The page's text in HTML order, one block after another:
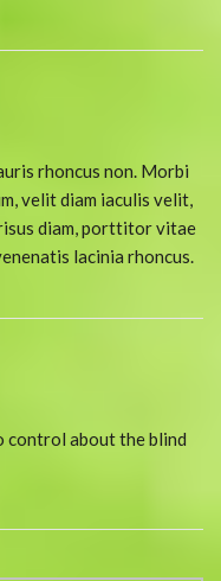
rhoncus non. Morbi
velit diam iaculis velit,
diam, porttitor vitae
lacinia rhoncus.
control about the blind